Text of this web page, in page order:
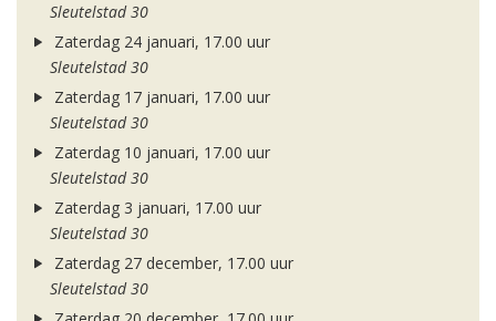
Sleutelstad 30
Zaterdag 24 januari, 17.00 uur
Sleutelstad 30
Zaterdag 17 januari, 17.00 uur
Sleutelstad 30
Zaterdag 10 januari, 17.00 uur
Sleutelstad 30
Zaterdag 3 januari, 17.00 uur
Sleutelstad 30
Zaterdag 27 december, 17.00 uur
Sleutelstad 30